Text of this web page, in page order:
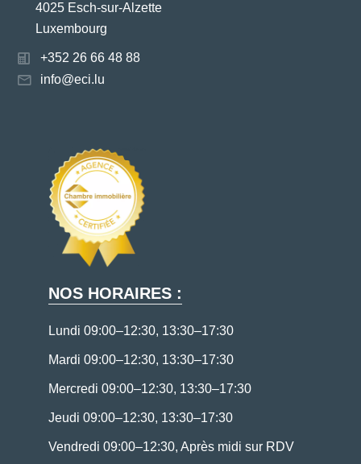
4025 Esch-sur-Alzette
Luxembourg
+352 26 66 48 88
info@eci.lu
NOS HORAIRES :
Lundi 09:00–12:30, 13:30–17:30
Mardi 09:00–12:30, 13:30–17:30
Mercredi 09:00–12:30, 13:30–17:30
Jeudi 09:00–12:30, 13:30–17:30
Vendredi 09:00–12:30, Après midi sur RDV